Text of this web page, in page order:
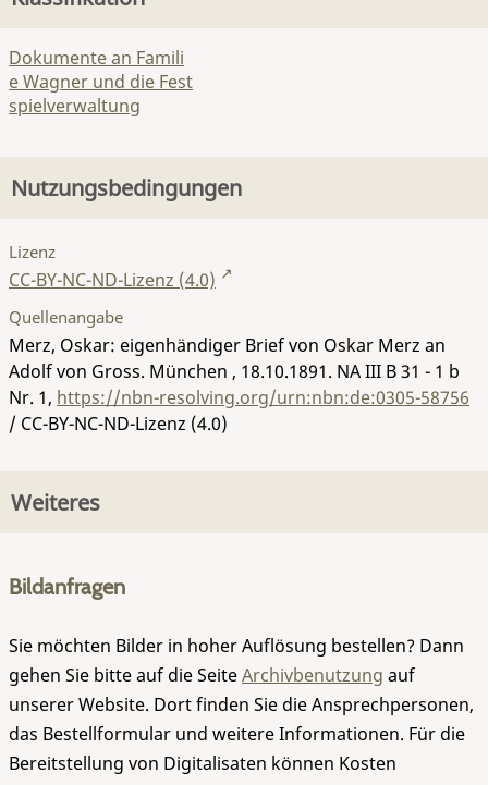
Dokumente an Famili
e Wagner und die Fest
spielverwaltung
Nutzungsbedingungen
Lizenz
CC-BY-NC-ND-Lizenz (4.0)
Quellenangabe
Merz, Oskar: eigenhändiger Brief von Oskar Merz an
Adolf von Gross. München , 18.10.1891. NA III B 31 - 1 b
Nr. 1, https://nbn-resolving.org/urn:nbn:de:0305-58756
/ CC-BY-NC-ND-Lizenz (4.0)
Weiteres
Bildanfragen
Sie möchten Bilder in hoher Auflösung bestellen? Dann
gehen Sie bitte auf die SeiteArchivbenutzung auf
unserer Website. Dort finden Sie die Ansprechpersonen,
das Bestellformular und weitere Informationen. Für die
Bereitstellung von Digitalisaten können Kosten